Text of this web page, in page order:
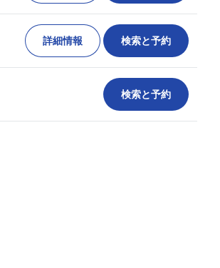
詳細情報 検索と予約
検索と予約